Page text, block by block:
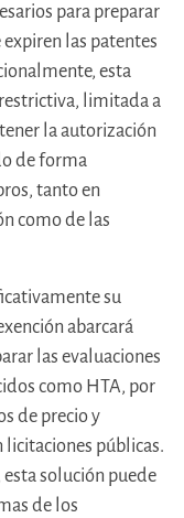
para preparar
las patentes
esta
limitada a
la autorización
de forma
tanto en
como de las
su
abarcará
las evaluaciones
como HTA, por
de precio y
licitaciones públicas.
solución puede
de los